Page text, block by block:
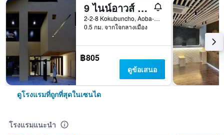
9 ไนน์อาวส์ เซนได
2-2-8 Kokubuncho, Aoba-ku, เซนได, ญี่ปุ่น
0.5 กม. จากใจกลางเมือง
฿805
ดูข้อเสนอ
ดูโรงแรมที่ถูกที่สุดในเซนได
โรงแรมแนะนำ